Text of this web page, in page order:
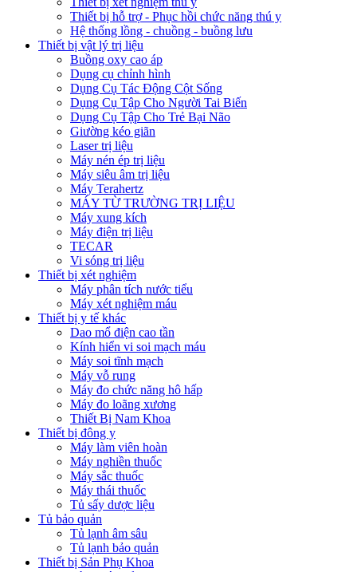
Thiết bị hỗ trợ - Phục hồi chức năng thú y
Hệ thống lồng - chuồng - buồng lưu
Thiết bị vật lý trị liệu
Buồng oxy cao áp
Dụng cụ chỉnh hình
Dụng Cụ Tác Động Cột Sống
Dụng Cụ Tập Cho Người Tai Biến
Dụng Cụ Tập Cho Trẻ Bại Não
Giường kéo giãn
Laser trị liệu
Máy nén ép trị liệu
Máy siêu âm trị liệu
Máy Terahertz
MÁY TỪ TRƯỜNG TRỊ LIỆU
Máy xung kích
Máy điện trị liệu
TECAR
Vi sóng trị liệu
Thiết bị xét nghiệm
Máy phân tích nước tiểu
Máy xét nghiệm máu
Thiết bị y tế khác
Dao mổ điện cao tần
Kính hiển vi soi mạch máu
Máy soi tĩnh mạch
Máy vỗ rung
Máy đo chức năng hô hấp
Máy đo loãng xương
Thiết Bị Nam Khoa
Thiết bị đông y
Máy làm viên hoàn
Máy nghiền thuốc
Máy sắc thuốc
Máy thái thuốc
Tủ sấy dược liệu
Tủ bảo quản
Tủ lạnh âm sâu
Tủ lạnh bảo quản
Thiết bị Sản Phụ Khoa